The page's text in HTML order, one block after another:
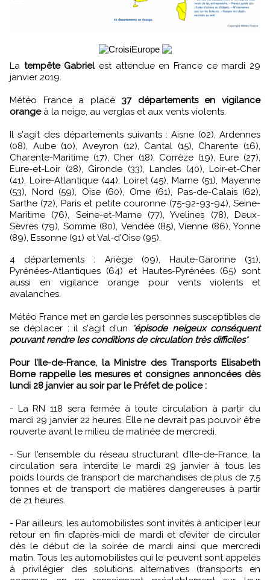
La tempête Gabrielest attendue en France ce mardi 29
janvier 2019.
Météo France a placé 37 départements en vigilance
orangeà la neige, au verglas et aux vents violents.
Il s'agit des départements suivants : Aisne (02), Ardennes
(08), Aube (10), Aveyron (12), Cantal (15), Charente (16),
Charente-Maritime (17), Cher (18), Corrèze (19), Eure (27),
Eure-et-Loir (28), Gironde (33), Landes (40), Loir-et-Cher
(41), Loire-Atlantique (44), Loiret (45), Marne (51), Mayenne
(53), Nord (59), Oise (60), Orne (61), Pas-de-Calais (62),
Sarthe (72), Paris et petite couronne (75-92-93-94), Seine-
Maritime (76), Seine-et-Marne (77), Yvelines (78), Deux-
Sèvres (79), Somme (80), Vendée (85), Vienne (86), Yonne
(89), Essonne (91) et Val-d'Oise (95).
4 départements : Ariège (09), Haute-Garonne (31),
Pyrénées-Atlantiques (64) et Hautes-Pyrénées (65) sont
aussi en vigilance orange pour vents violents et
avalanches.
Météo France met en garde les personnes susceptibles de
se déplacer : il s'agit d'un
"épisode neigeux conséquent
pouvant rendre les conditions de circulation très difficiles".
Pour l’Ile-de-France, la Ministre des Transports Elisabeth
Borne rappelle les mesures et consignes annoncées dès
lundi 28 janvier au soir par le Préfet de police :
- La RN 118 sera fermée à toute circulation à partir du
mardi 29 janvier 22 heures. Elle ne devrait pas pouvoir être
rouverte avant le milieu de matinée de mercredi.
- Sur l’ensemble du réseau structurant d’Ile-de-France, la
circulation sera interdite le mardi 29 janvier à tous les
poids lourds de transport de marchandises de plus de 7,5
tonnes et de transport de matières dangereuses à partir
de 21 heures.
- Par ailleurs, les automobilistes sont invités à anticiper leur
retour en fin d’après-midi de mardi et d’éviter de circuler
dès le début de la soirée de mardi ainsi que mercredi
matin. Tous les automobilistes qui le peuvent sont appelés
à privilégier des solutions alternatives (transports en